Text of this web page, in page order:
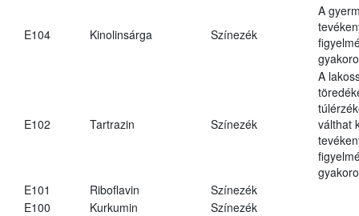
E104 Kinolinsárga Színezék
A
E102 Tartrazin Színezék
A
válthat
E101
Riboflavin
Színezék
E100
Kurkumin Színezék